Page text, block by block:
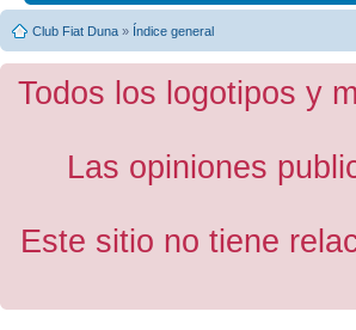
Club Fiat Duna » Índice general
Todos los logotipos y
Las opiniones
Este sitio no tiene